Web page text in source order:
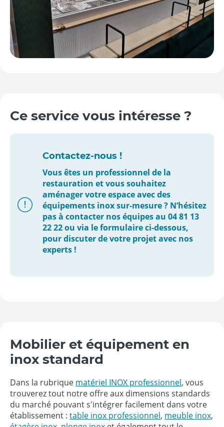
Ce service vous intéresse ?
Contactez-nous !
Vous êtes un professionnel de la
restauration et vous souhaitez
aménager votre espace avec des
équipements inox sur-mesure ? N’hésitez
pas à contacter nos équipes au 04 81 13
22 22 ou via le formulaire ci-dessous,
pour discuter de votre projet avec nos
experts !
Mobilier et équipement en
inox standard
Dans la rubrique matériel INOX professionnel, vous
trouverez tout notre offre aux dimensions standards
du marché pouvant s'intégrer facilement dans votre
établissement : table inox professionnel, meuble inox,